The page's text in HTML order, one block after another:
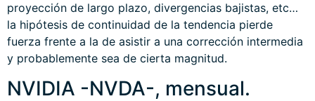
proyección de largo plazo, divergencias bajistas, etc…
la hipótesis de continuidad de la tendencia pierde
fuerza frente a la de asistir a una corrección intermedia
y probablemente sea de cierta magnitud.
NVIDIA -NVDA-, mensual.